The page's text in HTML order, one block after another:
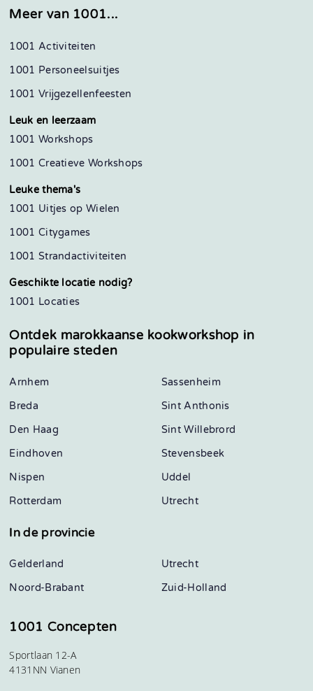
Meer van 1001...
1001 Activiteiten
1001 Personeelsuitjes
1001 Vrijgezellenfeesten
Leuk en leerzaam
1001 Workshops
1001 Creatieve Workshops
Leuke thema's
1001 Uitjes op Wielen
1001 Citygames
1001 Strandactiviteiten
Geschikte locatie nodig?
1001 Locaties
Ontdek marokkaanse kookworkshop in
populaire steden
Arnhem
Breda
Den Haag
Eindhoven
Nispen
Rotterdam
Sassenheim
Sint Anthonis
Sint Willebrord
Stevensbeek
Uddel
Utrecht
In de provincie
Gelderland
Noord-Brabant
Utrecht
Zuid-Holland
1001 Concepten
Sportlaan 12-A
4131NN Vianen